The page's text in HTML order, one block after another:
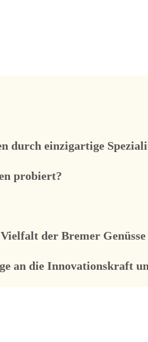
durch einzigartige
probiert?
der Bremer Genüsse
an die Innovationskraft